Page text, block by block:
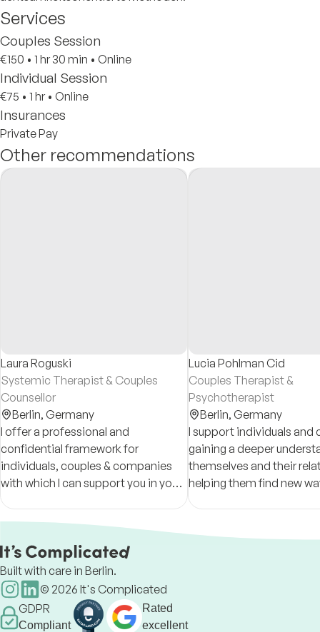
Services
Couples Session
€150 • 1 hr 30 min • Online
Individual Session
€75 • 1 hr • Online
Insurances
Private Pay
Other recommendations
Laura Roguski
Systemic Therapist & Couples
Counsellor
Berlin, Germany
I offer a professional and
confidential framework for
individuals, couples & companies
with which I can support you in your
process, advise you and assist you
Lucia Pohlman Cid
Couples Therapist &
Psychotherapist
Berlin, Germany
I support individuals and
gaining a deeper
themselves and their
helping them find new
navigate life's challenges.
Built with care in Berlin.
© 2026 It's Complicated
GDPR
Compliant
Rated
excellent